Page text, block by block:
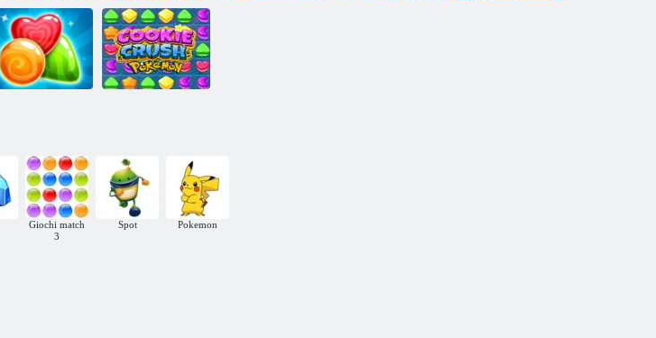
Cookie cotta
Cookie Crush
Christmas
Mania
Giochi match
3
Spot Pokemon